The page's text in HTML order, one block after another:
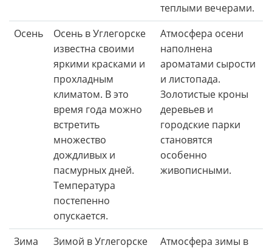
теплыми вечерами.
Осень
Осень в Углегорске
известна своими
яркими красками и
прохладным
климатом. В это
время года можно
встретить
множество
дождливых и
пасмурных дней.
Температура
постепенно
опускается.
Атмосфера осени
наполнена
ароматами сырости
и листопада.
Золотистые кроны
деревьев и
городские парки
становятся
особенно
живописными.
Зима
Зимой в Углегорске
Атмосфера зимы в